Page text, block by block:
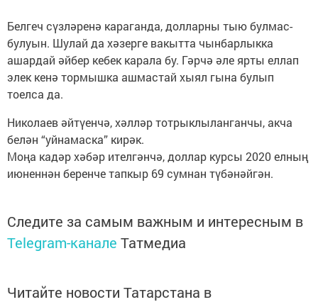
Белгеч сүзләренә караганда, долларны тыю булмас-
булуын. Шулай да хәзерге вакытта чынбарлыкка
ашардай әйбер кебек карала бу. Гәрчә әле ярты еллап
элек кенә тормышка ашмастай хыял гына булып
тоелса да.
Николаев әйтүенчә, хәлләр тотрыклыланганчы, акча
белән “уйнамаска” кирәк.
Моңа кадәр хәбәр ителгәнчә, доллар курсы 2020 елның
июненнән беренче тапкыр 69 сумнан түбәнәйгән.
Следите за самым важным и интересным в
Telegram-канале Татмедиа
Читайте новости Татарстана в